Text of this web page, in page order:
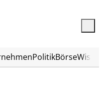
PolitikBörse